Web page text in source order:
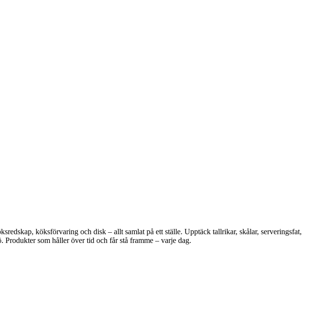
köksförvaring och disk – allt samlat på ett ställe. Upptäck tallrikar, skålar, serveringsfat,
som håller över tid och får stå framme – varje dag.